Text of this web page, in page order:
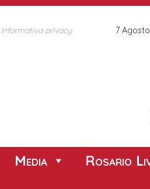
Informativa privacy 7
Media
Rosario